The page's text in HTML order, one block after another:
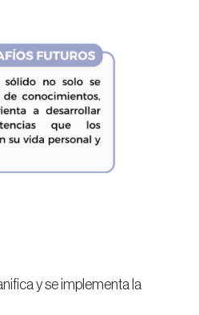
y se implementa la